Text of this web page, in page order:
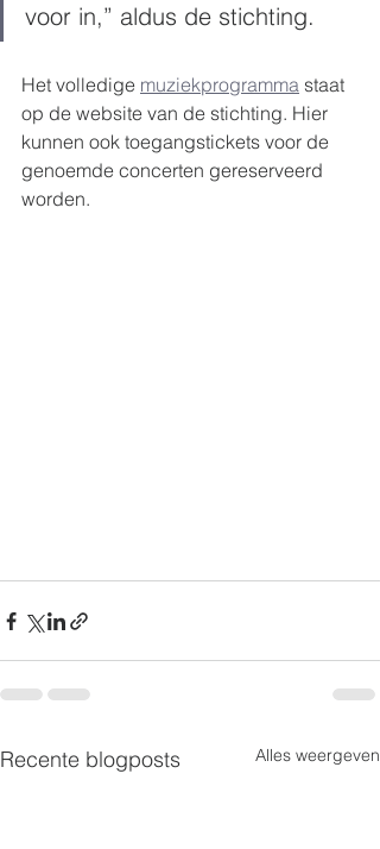
voor in,” aldus de stichting.
Het volledige muziekprogramma staat
op de website van de stichting. Hier
kunnen ook toegangstickets voor de
genoemde concerten gereserveerd
worden.
Recente blogposts Alles weergeven